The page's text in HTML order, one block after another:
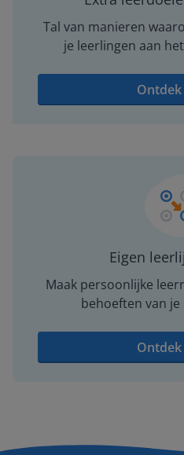
Tal van manieren
je leerlingen aan
Eigen
Maak persoonlijke
behoeften van